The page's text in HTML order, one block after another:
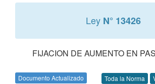
Ley N° 13426
FIJACION DE AUMENTO EN
Documento Actualizado Toda la Norma